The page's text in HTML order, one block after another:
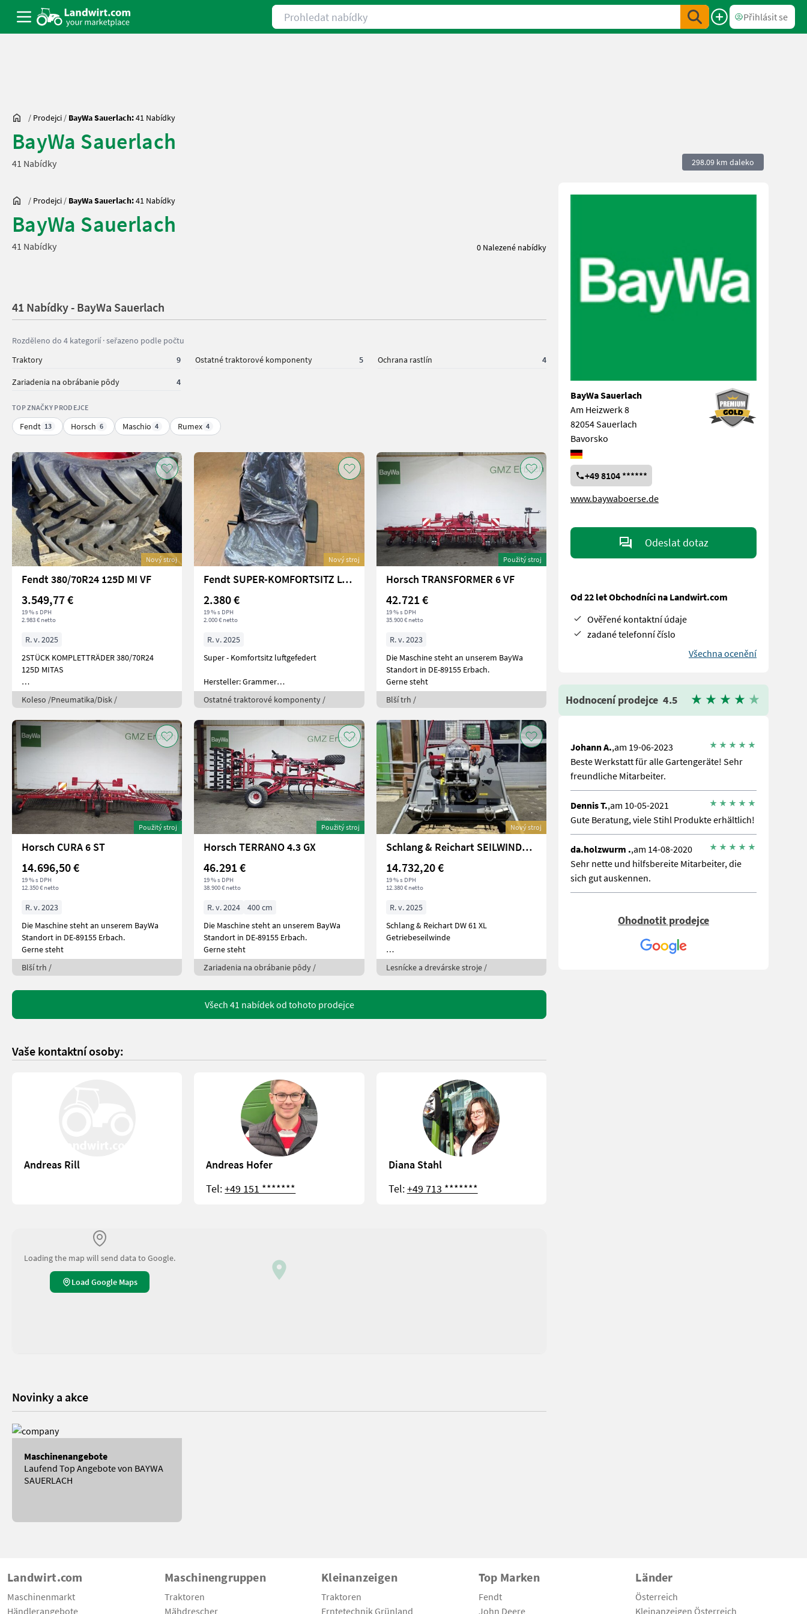
Prohledat nabídky
Přihlásit se
/ Prodejci / BayWa Sauerlach:41 Nabídky
BayWa Sauerlach
41 Nabídky 298.09 km daleko
/ Prodejci / BayWa Sauerlach:41 Nabídky
BayWa Sauerlach
41 Nabídky 0 Nalezené nabídky
41 Nabídky - BayWa Sauerlach
Rozděleno do 4 kategorií · seřazeno podle počtu
Traktory
9 Ostatné traktorové komponenty 5 Ochrana rastlín 4
Zariadenia na obrábanie pôdy 4
TOP ZNAČKY PRODEJCE
Fendt 13 Horsch 6 Maschio 4 Rumex 4
Nový stroj
Fendt 380/70R24 125D MI VF
3.549,77 €
19 % s DPH
2.983 € netto
R. v. 2025
2STÜCK KOMPLETTRÄDER 380/70R24
125D MITAS
ABGEBAUT VON 211 V VARIO GEN
Koleso /Pneumatika/Disk /
Nový stroj
Fendt SUPER-KOMFORTSITZ LUFTGEFEDERT
2.380 €
19 % s DPH
2.000 € netto
R. v. 2025
Super - Komfortsitz luftgefedert
Hersteller: Grammer
TYP: MSG97AL/7
Ostatné traktorové komponenty /
Použitý stroj
Horsch TRANSFORMER 6 VF
42.721 €
19 % s DPH
35.900 € netto
R. v. 2023
Die Maschine steht an unserem BayWa
Standort in DE-89155 Erbach.
Gerne steht
Blší trh /
Použitý stroj
Horsch CURA 6 ST
14.696,50 €
19 % s DPH
12.350 € netto
R. v. 2023
Die Maschine steht an unserem BayWa
Standort in DE-89155 Erbach.
Gerne steht
Blší trh /
Použitý stroj
Horsch TERRANO 4.3 GX
46.291 €
19 % s DPH
38.900 € netto
R. v. 2024
400 cm
Die Maschine steht an unserem BayWa
Standort in DE-89155 Erbach.
Gerne steht
Zariadenia na obrábanie pôdy /
Nový stroj
Schlang & Reichart SEILWINDE DW 61 XL ALPIN
14.732,20 €
19 % s DPH
12.380 € netto
R. v. 2025
Schlang & Reichart DW 61 XL
Getriebeseilwinde
Zugkraft untere Seillage
Lesnícke a drevárske stroje /
Všech 41 nabídek od tohoto prodejce
Vaše kontaktní osoby:
Andreas Rill
Andreas Hofer
Tel:+49 151 *******
Diana Stahl
Tel:+49 713 *******
Loading the map will send data to Google.
Load Google Maps
Novinky a akce
Maschinenangebote
Laufend Top Angebote von BAYWA
SAUERLACH
BayWa Sauerlach
Am Heizwerk 8
82054 Sauerlach
Bavorsko
+49 8104 ******
www.baywaboerse.de
Odeslat dotaz
Od 22 let Obchodníci na Landwirt.com
Ověřené kontaktní údaje
zadané telefonní číslo
Všechna ocenění
Hodnocení prodejce 4.5
Johann A.,am 19-06-2023
Beste Werkstatt für alle Gartengeräte! Sehr
freundliche Mitarbeiter.
Dennis T.,am 10-05-2021
Gute Beratung, viele Stihl Produkte erhältlich!
da.holzwurm .,am 14-08-2020
Sehr nette und hilfsbereite Mitarbeiter, die
sich gut auskennen.
Ohodnotit prodejce
Landwirt.com
Maschinenmarkt
Händlerangebote
Maschinengruppen
Traktoren
Mähdrescher
Kleinanzeigen
Traktoren
Erntetechnik Grünland
Top Marken
Fendt
John Deere
Länder
Österreich
Kleinanzeigen Österreich